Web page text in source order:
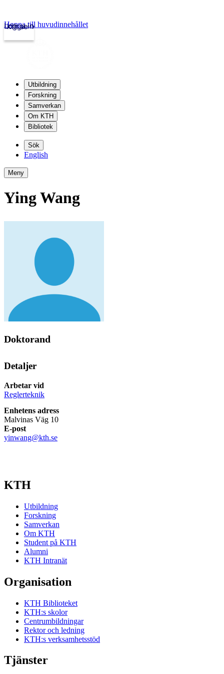
kth.se
Logga in
Hoppa till huvudinnehållet
Utbildning
Forskning
Samverkan
Om KTH
Bibliotek
Sök
English
Meny
Ying Wang
Doktorand
Detaljer
Arbetar vid
Reglerteknik
Enhetens adress
Malvinas Väg 10
E-post
yinwang@kth.se
KTH
Utbildning
Forskning
Samverkan
Om KTH
Student på KTH
Alumni
KTH Intranät
Organisation
KTH Biblioteket
KTH:s skolor
Centrumbildningar
Rektor och ledning
KTH:s verksamhetsstöd
Tjänster